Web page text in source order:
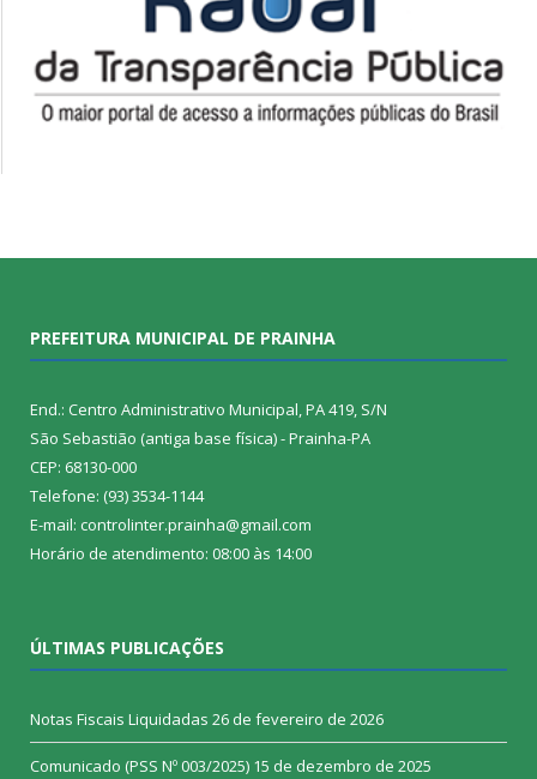
PREFEITURA MUNICIPAL DE PRAINHA
End.: Centro Administrativo Municipal, PA 419, S/N
São Sebastião (antiga base física) - Prainha-PA
CEP: 68130-000
Telefone: (93) 3534-1144
E-mail: controlinter.prainha@gmail.com
Horário de atendimento: 08:00 às 14:00
ÚLTIMAS PUBLICAÇÕES
Notas Fiscais Liquidadas 26 de fevereiro de 2026
Comunicado (PSS Nº 003/2025) 15 de dezembro de 2025